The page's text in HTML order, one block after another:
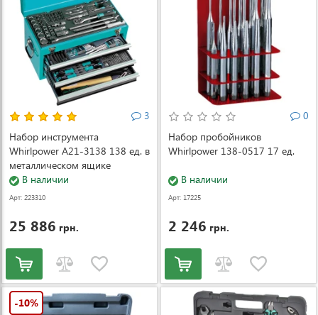
3
Набор инструмента
Whirlpower A21-3138 138 ед. в
металлическом ящике
В наличии
Арт: 223310
25 886 грн.
0
Набор пробойников
Whirlpower 138-0517 17 ед.
В наличии
Арт: 17225
2 246 грн.
-10%